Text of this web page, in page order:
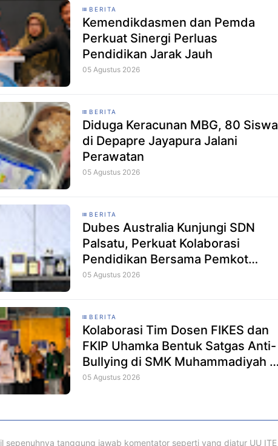
BERITA
Kemendikdasmen dan Pemda
Perkuat Sinergi Perluas
Pendidikan Jarak Jauh
05 Agustus 2026
BERITA
Diduga Keracunan MBG, 80 Siswa
di Depapre Jayapura Jalani
Perawatan
05 Agustus 2026
BERITA
Dubes Australia Kunjungi SDN
Palsatu, Perkuat Kolaborasi
Pendidikan Bersama Pemkot
Kupang
05 Agustus 2026
BERITA
Kolaborasi Tim Dosen FIKES dan
FKIP Uhamka Bentuk Satgas Anti-
Bullying di SMK Muhammadiyah 9
Jakarta
05 Agustus 2026
sepenuhnya tanggung jawab komentator seperti yang diatur UU ITE